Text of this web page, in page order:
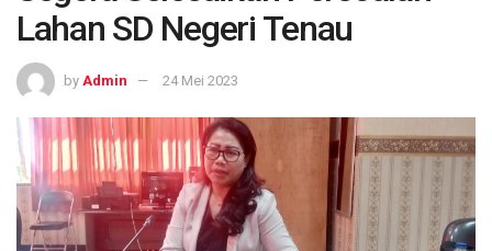
Lahan SD Negeri Tenau
by Admin 24 Mei 2023